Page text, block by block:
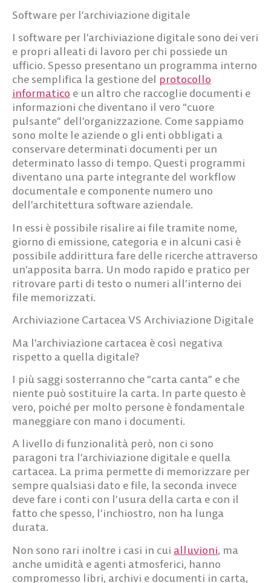
Software per l’archiviazione digitale
I software per l’archiviazione digitale sono dei veri
e propri alleati di lavoro per chi possiede un
ufficio. Spesso presentano un programma interno
che semplifica la gestione del protocollo
informatico e un altro che raccoglie documenti e
informazioni che diventano il vero “cuore
pulsante” dell’organizzazione. Come sappiamo
sono molte le aziende o gli enti obbligati a
conservare determinati documenti per un
determinato lasso di tempo. Questi programmi
diventano una parte integrante del workflow
documentale e componente numero uno
dell’architettura software aziendale.
In essi è possibile risalire ai file tramite nome,
giorno di emissione, categoria e in alcuni casi è
possibile addirittura fare delle ricerche attraverso
un’apposita barra. Un modo rapido e pratico per
ritrovare parti di testo o numeri all’interno dei
file memorizzati.
Archiviazione Cartacea VS Archiviazione Digitale
Ma l’archiviazione cartacea è così negativa
rispetto a quella digitale?
I più saggi sosterranno che “carta canta” e che
niente può sostituire la carta. In parte questo è
vero, poiché per molto persone è fondamentale
maneggiare con mano i documenti.
A livello di funzionalità però, non ci sono
paragoni tra l’archiviazione digitale e quella
cartacea. La prima permette di memorizzare per
sempre qualsiasi dato e file, la seconda invece
devefare i conti con l’usura della carta e con il
fatto che spesso, l’inchiostro, non ha lunga
durata.
Non sono rari inoltre i casi in cui alluvioni, ma
anche umidità e agenti atmosferici, hanno
compromesso libri, archivi e documenti in carta,